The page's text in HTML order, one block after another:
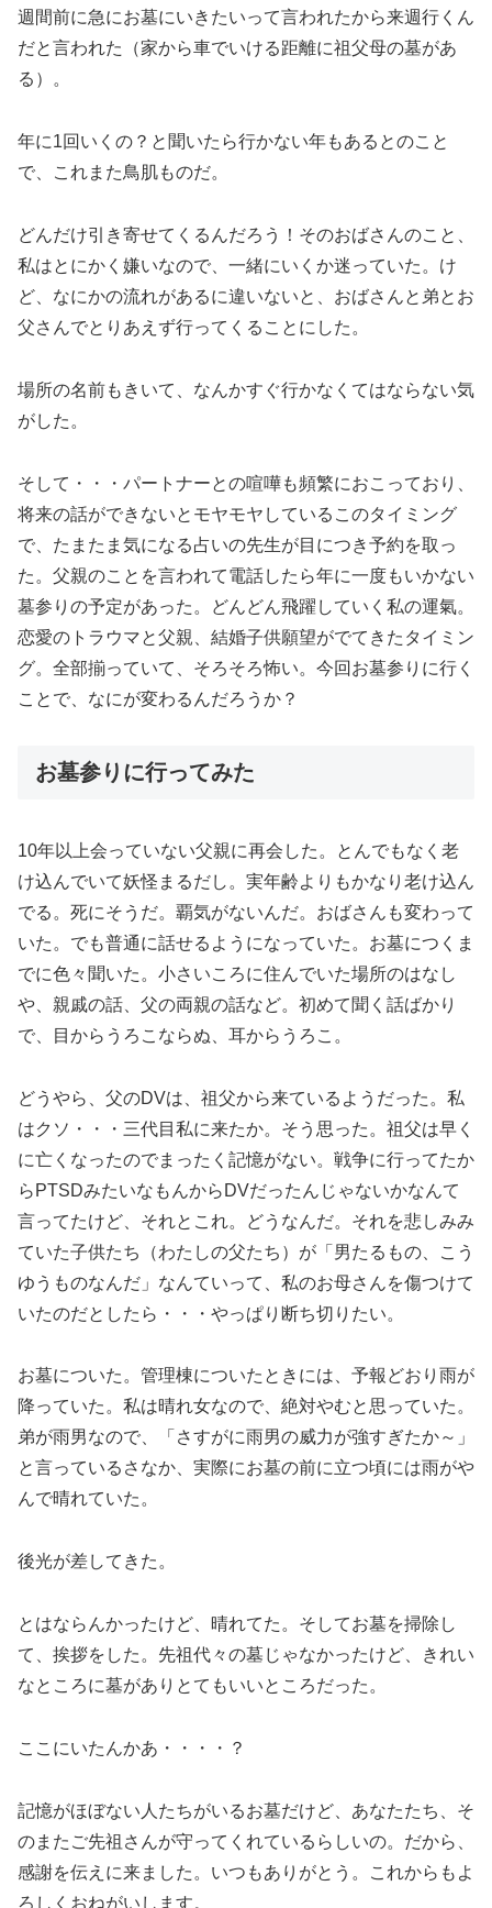
週間前に急にお墓にいきたいって言われたから来週行くん
だと言われた（家から車でいける距離に祖父母の墓があ
る）。
年に1回いくの？と聞いたら行かない年もあるとのこと
で、これまた鳥肌ものだ。
どんだけ引き寄せてくるんだろう！そのおばさんのこと、
私はとにかく嫌いなので、一緒にいくか迷っていた。け
ど、なにかの流れがあるに違いないと、おばさんと弟とお
父さんでとりあえず行ってくることにした。
場所の名前もきいて、なんかすぐ行かなくてはならない気
がした。
そして・・・パートナーとの喧嘩も頻繁におこっており、
将来の話ができないとモヤモヤしているこのタイミング
で、たまたま気になる占いの先生が目につき予約を取っ
た。父親のことを言われて電話したら年に一度もいかない
墓参りの予定があった。どんどん飛躍していく私の運氣。
恋愛のトラウマと父親、結婚子供願望がでてきたタイミン
グ。全部揃っていて、そろそろ怖い。今回お墓参りに行く
ことで、なにが変わるんだろうか？
お墓参りに行ってみた
10年以上会っていない父親に再会した。とんでもなく老
け込んでいて妖怪まるだし。実年齢よりもかなり老け込ん
でる。死にそうだ。覇気がないんだ。おばさんも変わって
いた。でも普通に話せるようになっていた。お墓につくま
でに色々聞いた。小さいころに住んでいた場所のはなし
や、親戚の話、父の両親の話など。初めて聞く話ばかり
で、目からうろこならぬ、耳からうろこ。
どうやら、父のDVは、祖父から来ているようだった。私
はクソ・・・三代目私に来たか。そう思った。祖父は早く
に亡くなったのでまったく記憶がない。戦争に行ってたか
らPTSDみたいなもんからDVだったんじゃないかなんて
言ってたけど、それとこれ。どうなんだ。それを悲しみみ
ていた子供たち（わたしの父たち）が「男たるもの、こう
ゆうものなんだ」なんていって、私のお母さんを傷つけて
いたのだとしたら・・・やっぱり断ち切りたい。
お墓についた。管理棟についたときには、予報どおり雨が
降っていた。私は晴れ女なので、絶対やむと思っていた。
弟が雨男なので、「さすがに雨男の威力が強すぎたか～」
と言っているさなか、実際にお墓の前に立つ頃には雨がや
んで晴れていた。
後光が差してきた。
とはならんかったけど、晴れてた。そしてお墓を掃除し
て、挨拶をした。先祖代々の墓じゃなかったけど、きれい
なところに墓がありとてもいいところだった。
ここにいたんかあ・・・・？
記憶がほぼない人たちがいるお墓だけど、あなたたち、そ
のまたご先祖さんが守ってくれているらしいの。だから、
感謝を伝えに来ました。いつもありがとう。これからもよ
ろしくおねがいします。